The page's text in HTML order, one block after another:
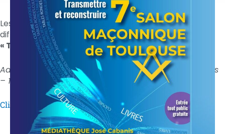
Les 26 et 27 novembre 2022 venez écouter les
différentes conférences proposées sur le thème
« Transmettre et reconstruire »
Adresse : Espaces Vanel – Médiathèque José Cabanis
– 1 allée Jacques Chaban Delmas 31500 TOULOUSE
Cliquez ici pour télécharger le programme complet